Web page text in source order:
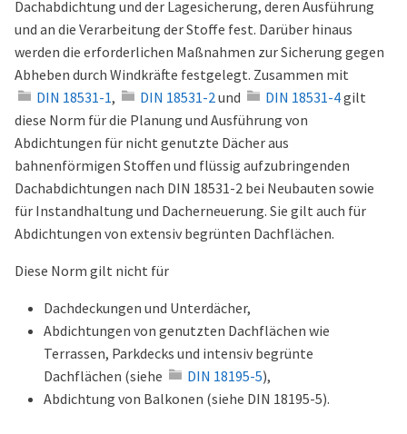
Dachabdichtung und der Lagesicherung, deren Ausführung
und an die Verarbeitung der Stoffe fest. Darüber hinaus
werden die erforderlichen Maßnahmen zur Sicherung gegen
Abheben durch Windkräfte festgelegt. Zusammen mit
DIN 18531-1, DIN 18531-2und DIN 18531-4gilt
diese Norm für die Planung und Ausführung von
Abdichtungen für nicht genutzte Dächer aus
bahnenförmigen Stoffen und flüssig aufzubringenden
Dachabdichtungen nach DIN 18531-2 bei Neubauten sowie
für Instandhaltung und Dacherneuerung. Sie gilt auch für
Abdichtungen von extensiv begrünten Dachflächen.
Diese Norm gilt nicht für
Dachdeckungen und Unterdächer,
Abdichtungen von genutzten Dachflächen wie
Terrassen, Parkdecks und intensiv begrünte
Dachflächen (siehe
DIN 18195-5),
Abdichtung von Balkonen (siehe DIN 18195-5).